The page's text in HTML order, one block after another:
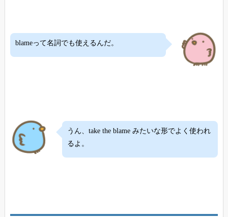
blameって名詞でも使えるんだ。
うん、take the blame みたいな形でよく使われ
るよ。